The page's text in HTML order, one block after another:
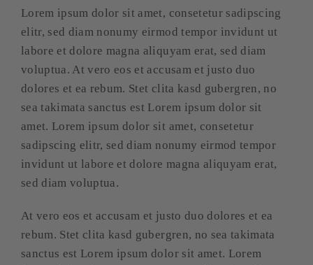
Lorem ipsum dolor sit amet, consetetur sadipscing
elitr, sed diam nonumy eirmod tempor invidunt ut
labore et dolore magna aliquyam erat, sed diam
voluptua. At vero eos et accusam et justo duo
dolores et ea rebum. Stet clita kasd gubergren, no
sea takimata sanctus est Lorem ipsum dolor sit
amet. Lorem ipsum dolor sit amet, consetetur
sadipscing elitr, sed diam nonumy eirmod tempor
invidunt ut labore et dolore magna aliquyam erat,
sed diam voluptua.
At vero eos et accusam et justo duo dolores et ea
rebum. Stet clita kasd gubergren, no sea takimata
sanctus est Lorem ipsum dolor sit amet. Lorem